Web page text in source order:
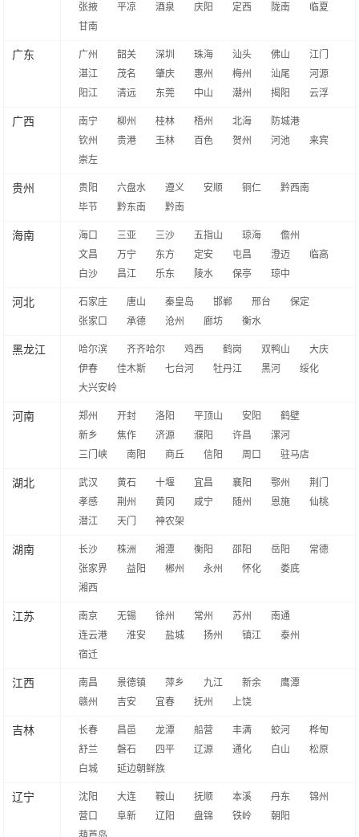
张掖
平凉 酒泉 庆阳 定西 陇南
临夏
甘南
广东 广州 韶关 深圳 珠海 汕头 佛山
江门
湛江
茂名 肇庆 惠州 梅州 汕尾
河源
阳江
清远 东莞 中山 潮州 揭阳 云浮
广西 南宁 柳州 桂林 梧州 北海
防城港
钦州
贵港 玉林 百色 贺州 河池
来宾
崇左
贵州 贵阳 六盘水 遵义 安顺 铜仁
黔西南
毕节
黔东南 黔南
海南 海口 三亚 三沙 五指山 琼海
儋州
文昌
万宁 东方 定安 屯昌 澄迈
临高
白沙
昌江 乐东 陵水 保亭 琼中
河北 石家庄 唐山 秦皇岛 邯郸 邢台
保定
张家口
承德 沧州 廊坊 衡水
黑龙江 哈尔滨 齐齐哈尔 鸡西 鹤岗 双鸭山
大庆
伊春
佳木斯 七台河 牡丹江 黑河
绥化
大兴安岭
河南 郑州 开封 洛阳 平顶山 安阳
鹤壁
新乡
焦作 济源 濮阳 许昌
漯河
三门峡
南阳 商丘 信阳 周口 驻马店
湖北 武汉 黄石 十堰 宜昌 襄阳 鄂州
荆门
孝感
荆州 黄冈 咸宁 随州 恩施
仙桃
潜江
天门 神农架
湖南 长沙 株洲 湘潭 衡阳 邵阳 岳阳
常德
张家界
益阳 郴州 永州 怀化
娄底
湘西
江苏 南京 无锡 徐州 常州 苏州
南通
连云港
淮安 盐城 扬州 镇江
泰州
宿迁
江西 南昌 景德镇 萍乡 九江 新余
鹰潭
赣州
吉安 宜春 抚州 上饶
吉林 长春 昌邑 龙潭 船营 丰满 蛟河
桦甸
舒兰
磐石 四平 辽源 通化 白山
松原
白城
延边朝鲜族
辽宁 沈阳 大连 鞍山 抚顺 本溪 丹东
锦州
营口
阜新 辽阳 盘锦 铁岭
朝阳